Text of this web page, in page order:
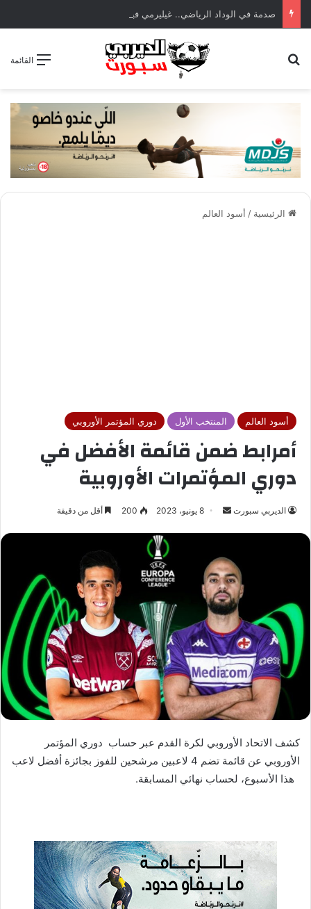
القائمة
الرئيسية / أسود العالم
أسود العالم المنتخب الأول دوري المؤتمر الأوروبي
أمرابط ضمن قائمة الأفضل في
دوري المؤتمرات الأوروبية
الديربي سبورت
ل
ب
ر
د
ا
إ
ل
ك
ت
و
ي
8 يونيو، 2023 200 أقل من دقيقة
كشف الاتحاد الأوروبي لكرة القدم عبر حساب دوري المؤتمر
الأوروبي عن قائمة تضم 4 لاعبين مرشحين للفوز بجائزة أفضل لاعب
هذا الأسبوع، لحساب نهائي المسابقة.